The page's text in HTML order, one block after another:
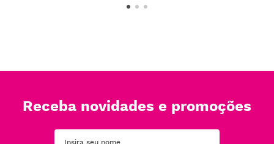
Receba novidades e promoções